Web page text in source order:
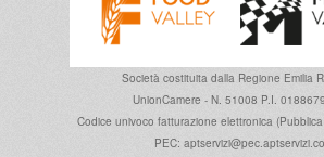
Società costituita dalla Regione Emilia
UnionCamere - N. 51008 P.I.
Codice univoco fatturazione elettronica
PEC: